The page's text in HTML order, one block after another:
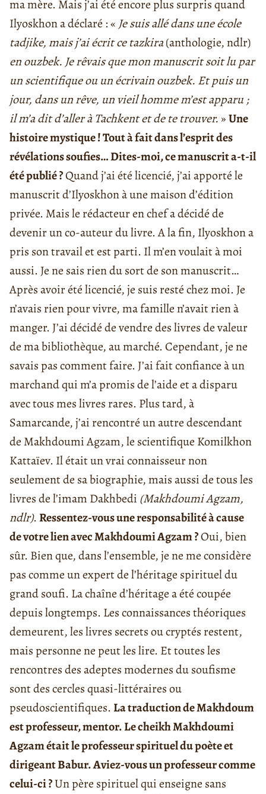
ma mère. Mais j’ai été encore plus surpris quand
Ilyoskhon a déclaré : « Je suis allé dans une école
tadjike, mais j’ai écrit ce tazkira(anthologie, ndlr)
en ouzbek. Je rêvais que mon manuscrit soit lu par
un scientifique ou un écrivain ouzbek. Et puis un
jour, dans un rêve, un vieil homme m’est apparu ;
il m’a dit d’aller à Tachkent et de te trouver. »Une
histoire mystique ! Tout à fait dans l’esprit des
révélations soufies… Dites-moi, ce manuscrit a-t-il
été publié ?Quand j’ai été licencié, j’ai apporté le
manuscrit d’Ilyoskhon à une maison d’édition
privée. Mais le rédacteur en chef a décidé de
devenir un co-auteur du livre. A la fin, Ilyoskhon a
pris son travail et est parti. Il m’en voulait à moi
aussi. Je ne sais rien du sort de son manuscrit…
Après avoir été licencié, je suis resté chez moi. Je
n’avais rien pour vivre, ma famille n’avait rien à
manger. J’ai décidé de vendre des livres de valeur
de ma bibliothèque, au marché. Cependant, je ne
savais pas comment faire. J’ai fait confiance à un
marchand qui m’a promis de l’aide et a disparu
avec tous mes livres rares. Plus tard, à
Samarcande, j’ai rencontré un autre descendant
de Makhdoumi Agzam, le scientifique Komilkhon
Kattaïev. Il était un vrai connaisseur non
seulement de sa biographie, mais aussi de tous les
livres de l’imam Dakhbedi (Makhdoumi Agzam,
ndlr).Ressentez-vous une responsabilité à cause
de votre lien avec Makhdoumi Agzam ?Oui, bien
sûr. Bien que, dans l’ensemble, je ne me considère
pas comme un expert de l’héritage spirituel du
grand soufi. La chaîne d’héritage a été coupée
depuis longtemps. Les connaissances théoriques
demeurent, les livres secrets ou cryptés restent,
mais personne ne peut les lire. Et toutes les
rencontres des adeptes modernes du soufisme
sont des cercles quasi-littéraires ou
pseudoscientifiques. La traduction de Makhdoum
est professeur, mentor. Le cheikh Makhdoumi
Agzam était le professeur spirituel du poète et
dirigeant Babur. Aviez-vous un professeur comme
celui-ci ?Un père spirituel qui enseigne sans